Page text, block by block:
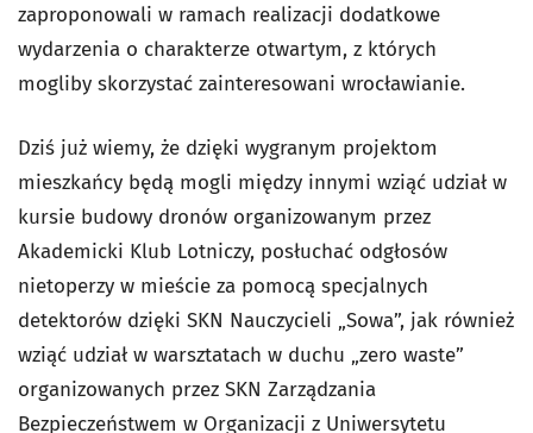
zaproponowali w ramach realizacji dodatkowe
wydarzenia o charakterze otwartym, z których
mogliby skorzystać zainteresowani wrocławianie.
Dziś już wiemy, że dzięki wygranym projektom
mieszkańcy będą mogli między innymi wziąć udział w
kursie budowy dronów organizowanym przez
Akademicki Klub Lotniczy, posłuchać odgłosów
nietoperzy w mieście za pomocą specjalnych
detektorów dzięki SKN Nauczycieli „Sowa”, jak również
wziąć udział w warsztatach w duchu „zero waste”
organizowanych przez SKN Zarządzania
Bezpieczeństwem w Organizacji z Uniwersytetu